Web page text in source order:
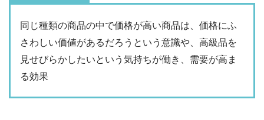
同じ種類の商品の中で価格が高い商品は、価格にふ
さわしい価値があるだろうという意識や、高級品を
見せびらかしたいという気持ちが働き、需要が高ま
る効果